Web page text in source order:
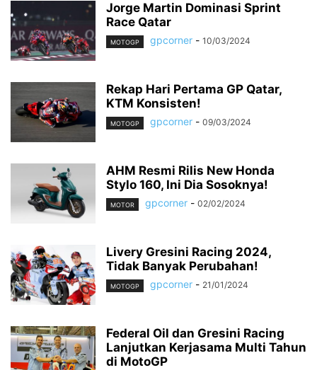
Jorge Martin Dominasi Sprint
Race Qatar
MOTOGP gpcorner - 10/03/2024
Rekap Hari Pertama GP Qatar,
KTM Konsisten!
MOTOGP gpcorner - 09/03/2024
AHM Resmi Rilis New Honda
Stylo 160, Ini Dia Sosoknya!
MOTOR gpcorner - 02/02/2024
Livery Gresini Racing 2024,
Tidak Banyak Perubahan!
MOTOGP gpcorner - 21/01/2024
Federal Oil dan Gresini Racing
Lanjutkan Kerjasama Multi Tahun
di MotoGP